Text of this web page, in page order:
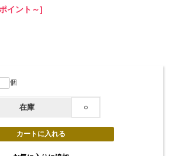
ト内容のご案内
イント～]
個
在庫 ○